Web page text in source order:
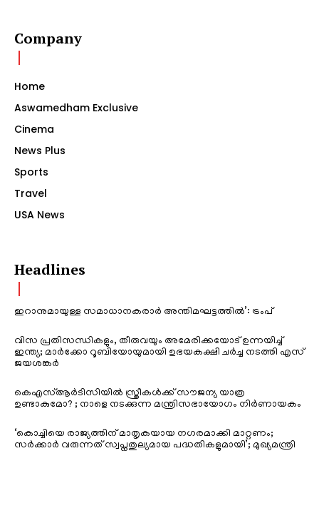
Company
Home
Aswamedham Exclusive
Cinema
News Plus
Sports
Travel
USA News
Headlines
ഇറാനുമായുള്ള സമാധാനകരാർ അന്തിമഘട്ടത്തിൽ‌’: ട്രംപ്
വിസ പ്രതിസന്ധികളും, തീരുവയും അമേരിക്കയോട് ഉന്നയിച്ച്
ഇന്ത്യ; മാർക്കോ റൂബിയോയുമായി ഉഭയകക്ഷി ചർച്ച നടത്തി എസ്
ജയശങ്കർ
കെഎസ്ആർടിസിയിൽ സ്ത്രീകൾക്ക് സൗജന്യ യാത്ര
ഉണ്ടാകുമോ? ; നാളെ നടക്കുന്ന മന്ത്രിസഭായോഗം നിർണായകം
‘കൊച്ചിയെ രാജ്യത്തിന് മാതൃകയായ നഗരമാക്കി മാറ്റണം;
സർക്കാർ വരുന്നത് സ്വപ്നതുല്യമായ പദ്ധതികളുമായി’; മുഖ്യമന്ത്രി